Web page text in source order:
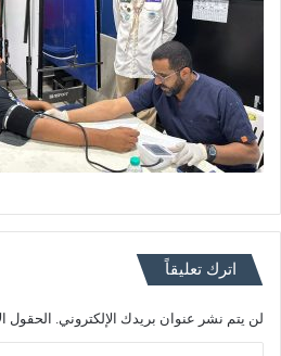
اترك تعليقاً
لن يتم نشر عنوان بريدك الإلكتروني. الحقول